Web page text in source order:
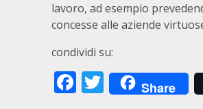
lavoro, ad esempio
concesse alle aziende
condividi su:
Facebook
Twitter
Share